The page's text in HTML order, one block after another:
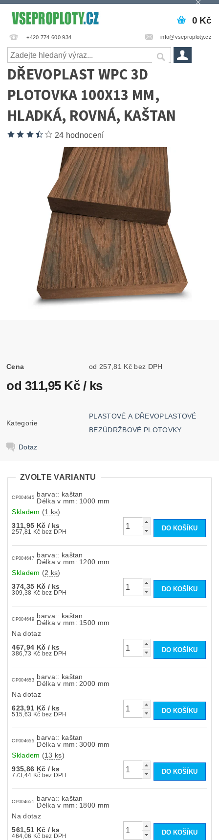
+420 774 600 934 info@vseproploty.cz
0 Kč
DŘEVOPLAST WPC 3D
PLOTOVKA 100X13 MM,
HLADKÁ, ROVNÁ, KAŠTAN
24 hodnocení
Cena od 257,81 Kč bez DPH
od 311,95 Kč / ks
Kategorie
PLASTOVÉ A DŘEVOPLASTOVÉ
BEZÚDRŽBOVÉ PLOTOVKY
Dotaz
ZVOLTE VARIANTU
CP004645
barva:: kaštan
Délka v mm: 1000 mm
Skladem (1 ks)
311,95 Kč / ks
257,81 Kč bez DPH
CP004647
barva:: kaštan
Délka v mm: 1200 mm
Skladem (2 ks)
374,35 Kč / ks
309,38 Kč bez DPH
CP004649
barva:: kaštan
Délka v mm: 1500 mm
Na dotaz
467,94 Kč / ks
386,73 Kč bez DPH
CP004653
barva:: kaštan
Délka v mm: 2000 mm
Na dotaz
623,91 Kč / ks
515,63 Kč bez DPH
CP004655
barva:: kaštan
Délka v mm: 3000 mm
Skladem (13 ks)
935,86 Kč / ks
773,44 Kč bez DPH
CP004651
barva:: kaštan
Délka v mm: 1800 mm
Na dotaz
561,51 Kč / ks
464,06 Kč bez DPH